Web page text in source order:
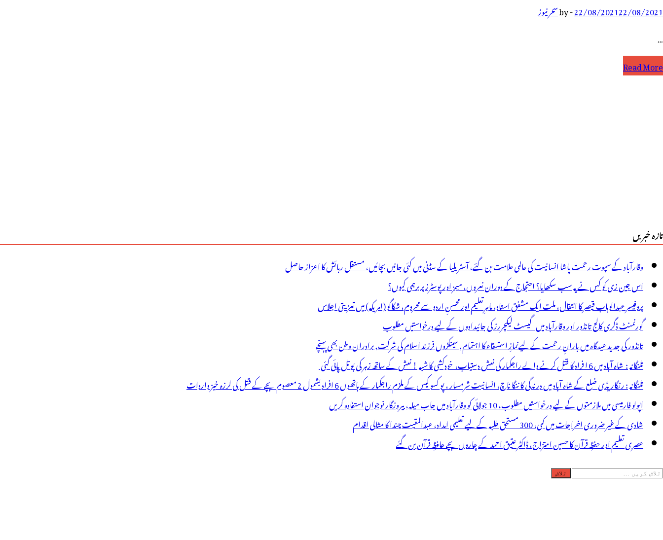
22/08/202122/08/2021
-
byسحر نیوز
…
افغانستان
عوام
پریشان
Read More
تازہ خبریں
وقارآباد کے سپوت رحمت پاشا انسانیت کی عالمی علامت بن گئے، آسٹریلیا کے سڈنی میں کئی جانیں بچائیں، مستقل رہائش کا اعزاز حاصل
اس جین زی کو کس نے یہ سب سکھایا؟ احتجاج کے دوران نعروں، میمز اور پوسٹرز پر برہمی کیوں؟
پروفیسر عبدالوہاب قیصر کا انتقال، ملت ایک مشفق استاد، ماہرِتعلیم اور محسنِ اردو سے محروم، شکاگو (امریکہ) میں تعزیتی اجلاس
گورنمنٹ ڈگری کالج تانڈور اور وقارآباد میں گیسٹ لیکچررز کی جائیدادوں کے لیے درخواستیں مطلوب
تانڈور کی جدید عیدگاہ میں بارانِ رحمت کے لیےنمازِ استسقاء کا اہتمام, سینکڑوں فرزند اسلام کی شرکت, برادران وطن بھی پہنچے
تلنگانہ : شاہ آباد میں 6 ا فراد کا قتل کرنے والے راجکمار کی نعش دستیاب، خودکشی کا شبہ ! نعش کے ساتھ زہر کی بوتل پائی گئی
تلنگانہ : رنگاریڈی ضلع کے شاہ آباد میں درندگی کا ننگا ناچ، انسانیت شرمسار ، پو کسو کیس کے ملزم راجکمار کے ہاتھوں 6 افراد بشمول 2 معصوم بچے کے قتل کی لرزہ خیز واردات
اپولو فارمیسی میں ملازمتوں کے لیے درخواستیں مطلوب، 10 جولائی کو وقارآباد میں جاب میلہ، بیروزگار نوجوان استفادہ کریں
شادی کے غیر ضروری اخراجات میں کمی، 300 مستحق طلبہ کے لیے تعلیمی امداد، عبدالمقیت چندا کا مثالی اقدام
عصری تعلیم اور حفظِ قرآن کا حسین امتزاج، ڈاکٹر عتیق احمد کے چاروں بچے حافظِ قرآن بن گئے
تلاش